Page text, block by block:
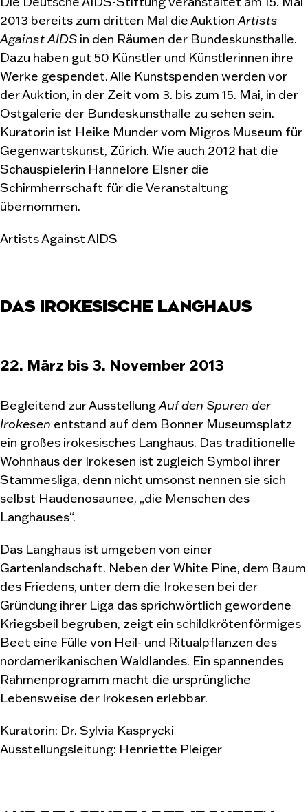
2013 bereits zum dritten Mal die AuktionArtists
Against AIDS in den Räumen der Bundeskunsthalle.
Dazu haben gut 50 Künstler und Künstlerinnen ihre
Werke gespendet. Alle Kunstspenden werden vor
der Auktion, in der Zeit vom 3. bis zum 15. Mai, in der
Ostgalerie der Bundeskunsthalle zu sehen sein.
Kuratorin ist Heike Munder vom Migros Museum für
Gegenwartskunst, Zürich. Wie auch 2012 hat die
Schauspielerin Hannelore Elsner die
Schirmherrschaft für die Veranstaltung
übernommen.
Artists Against AIDS
DAS IROKESISCHE LANGHAUS
22. März bis 3. November 2013
Begleitend zur AusstellungAuf den Spuren der
Irokesen entstand auf dem Bonner Museumsplatz
ein großes irokesisches Langhaus. Das traditionelle
Wohnhaus der Irokesen ist zugleich Symbol ihrer
Stammesliga, denn nicht umsonst nennen sie sich
selbst Haudenosaunee, „die Menschen des
Langhauses“.
Das Langhaus ist umgeben von einer
Gartenlandschaft. Neben der White Pine, dem Baum
des Friedens, unter dem die Irokesen bei der
Gründung ihrer Liga das sprichwörtlich gewordene
Kriegsbeil begruben, zeigt ein schildkrötenförmiges
Beet eine Fülle von Heil- und Ritualpflanzen des
nordamerikanischen Waldlandes. Ein spannendes
Rahmenprogramm macht die ursprüngliche
Lebensweise der Irokesen erlebbar.
Kuratorin: Dr. Sylvia Kasprycki
Ausstellungsleitung: Henriette Pleiger